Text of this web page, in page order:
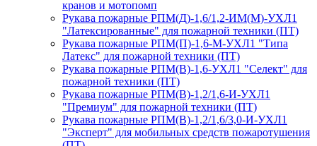
кранов и мотопомп
Рукава пожарные РПМ(Д)-1,6/1,2-ИМ(M)-УХЛ1
"Латексированные" для пожарной техники (ПТ)
Рукава пожарные РПМ(П)-1,6-М-УХЛ1 "Типа
Латекс" для пожарной техники (ПТ)
Рукава пожарные РПМ(В)-1,6-УХЛ1 "Селект" для
пожарной техники (ПТ)
Рукава пожарные РПМ(В)-1,2/1,6-И-УХЛ1
"Премиум" для пожарной техники (ПТ)
Рукава пожарные РПМ(В)-1,2/1,6/3,0-И-УХЛ1
"Эксперт" для мобильных средств пожаротушения